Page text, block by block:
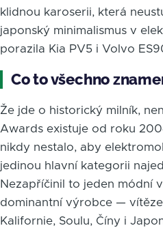
klidnou karoserii, která
japonský minimalismus v
porazila Kia PV5 i Volvo
Co to všechno
Že jde o historický milník,
Awards existuje od roku
nikdy nestalo, aby
jedinou hlavní kategorii
Nezapříčinil to jeden módní
dominantní výrobce —
Kalifornie, Soulu, Číny i